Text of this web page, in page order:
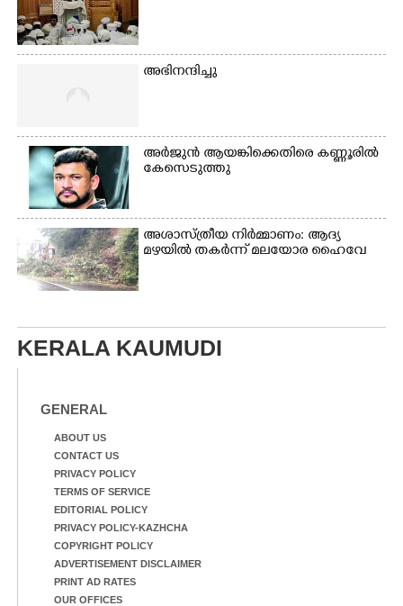
അഭിനന്ദിച്ചു
അർജുൻ ആയങ്കിക്കെതിരെ കണ്ണൂരിൽ
കേസെടുത്തു
അശാസ്ത്രീയ നിർമ്മാണം: ആദ്യ
മഴയിൽ തകർന്ന് മലയോര ഹൈവേ
KERALA KAUMUDI
GENERAL
ABOUT US
CONTACT US
PRIVACY POLICY
TERMS OF SERVICE
EDITORIAL POLICY
PRIVACY POLICY-KAZHCHA
COPYRIGHT POLICY
ADVERTISEMENT DISCLAIMER
PRINT AD RATES
OUR OFFICES